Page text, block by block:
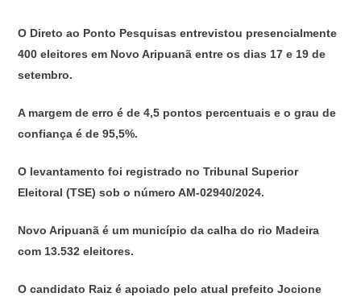
O Direto ao Ponto Pesquisas entrevistou presencialmente
400 eleitores em Novo Aripuanã entre os dias 17 e 19 de
setembro.
A margem de erro é de 4,5 pontos percentuais e o grau de
confiança é de 95,5%.
O levantamento foi registrado no Tribunal Superior
Eleitoral (TSE) sob o número AM-02940/2024.
Novo Aripuanã é um município da calha do rio Madeira
com 13.532 eleitores.
O candidato Raiz é apoiado pelo atual prefeito Jocione